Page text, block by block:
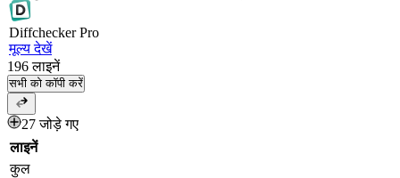
DiffcheckerPro
मूल्य देखें
196 लाइनें
सभी को कॉपी करें
27 जोड़े गए
लाइनें
कुल